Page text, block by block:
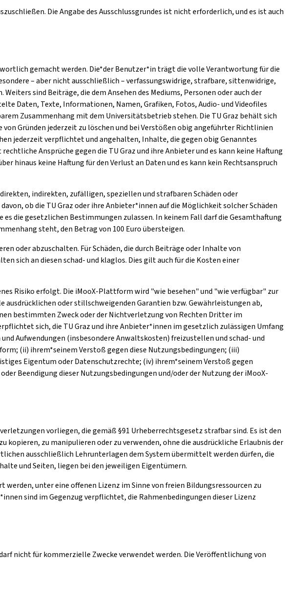
Die Angabe des Ausschlussgrundes ist nicht erforderlich, und es ist auch
gemacht werden. Die*der Benutzer*in trägt die volle Verantwortung für die
– aber nicht ausschließlich – verfassungswidrige, strafbare, sittenwidrige,
sind Beiträge, die dem Ansehen des Mediums, Personen oder auch der
Daten, Texte, Informationen, Namen, Grafiken, Fotos, Audio- und Videofiles
Zusammenhang mit dem Universitätsbetrieb stehen. Die TU Graz behält sich
Gründen jederzeit zu löschen und bei Verstößen obig angeführter Richtlinien
jederzeit verpflichtet und angehalten, Inhalte, die gegen obig Genanntes
Ansprüche gegen die TU Graz und ihre Anbieter und es kann keine Haftung
hinaus keine Haftung für den Verlust an Daten und es kann kein Rechtsanspruch
indirekten, zufälligen, speziellen und strafbaren Schäden oder
ob die TU Graz oder ihre Anbieter*innen auf die Möglichkeit solcher Schäden
die gesetzlichen Bestimmungen zulassen. In keinem Fall darf die Gesamthaftung
steht, den Betrag von 100 Euro übersteigen.
oder abzuschalten. Für Schäden, die durch Beiträge oder Inhalte von
sich an diesen schad- und klaglos. Dies gilt auch für die Kosten einer
Risiko erfolgt. Die iMooX-Plattform wird "wie besehen" und "wie verfügbar" zur
oder stillschweigenden Garantien bzw. Gewährleistungen ab,
bestimmten Zweck oder der Nichtverletzung von Rechten Dritter im
sich, die TU Graz und ihre Anbieter*innen im gesetzlich zulässigen Umfang
Aufwendungen (insbesondere Anwaltskosten) freizustellen und schad- und
(ii) ihrem*seinem Verstoß gegen diese Nutzungsbedingungen; (iii)
Eigentum oder Datenschutzrechte; (iv) ihrem*seinem Verstoß gegen
Beendigung dieser Nutzungsbedingungen und/oder der Nutzung der iMooX-
vorliegen, die gemäß §91 Urheberrechtsgesetz strafbar sind. Es ist den
zu manipulieren oder zu verwenden, ohne die ausdrückliche Erlaubnis der
ausschließlich Lehrunterlagen dem System übermittelt werden dürfen, die
und Seiten, liegen bei den jeweiligen Eigentümern.
unter eine offenen Lizenz im Sinne von freien Bildungsressourcen zu
sind im Gegenzug verpflichtet, die Rahmenbedingungen dieser Lizenz
nicht für kommerzielle Zwecke verwendet werden. Die Veröffentlichung von